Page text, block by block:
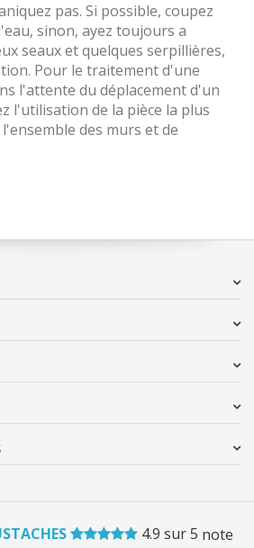
pas. Si possible, coupez
sinon, ayez toujours a
seaux et quelques serpillières,
Pour le traitement d'une
l'attente du déplacement d'un
l'utilisation de la pièce la plus
des murs et de
4.9 sur5 note